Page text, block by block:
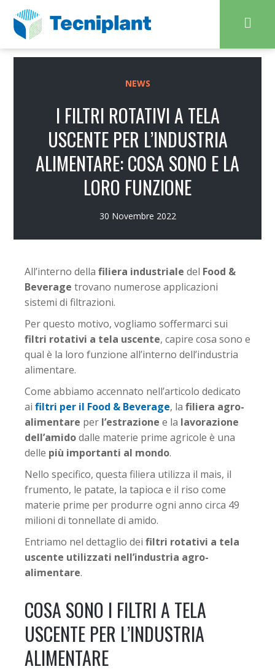
NEWS
I FILTRI ROTATIVI A TELA
USCENTE PER L’INDUSTRIA
ALIMENTARE: COSA SONO E LA
LORO FUNZIONE
30 Novembre 2022
All’interno della filiera industriale del Food &
Beverage trovano numerose applicazioni
sistemi di filtrazioni.
Per questo motivo, vogliamo soffermarci sui
filtri rotativi a tela uscente, capire cosa sono e
qual è la loro funzione all’interno dell’industria
alimentare.
Come abbiamo accennato nell’articolo dedicato
ai filtri per il Food & Beverage, la filiera agro-
alimentare per l’estrazione e la lavorazione
dell’amidodalle materie prime agricole è una
delle più importanti al mondo.
Nello specifico, questa filiera utilizza il mais, il
frumento, le patate, la tapioca e il riso come
materie prime per produrre ogni anno circa 49
milioni di tonnellate di amido.
Entriamo nel dettaglio dei filtri rotativi a tela
uscente utilizzati nell’industria agro-
alimentare.
COSA SONO I FILTRI A TELA
USCENTE PER L’INDUSTRIA
ALIMENTARE